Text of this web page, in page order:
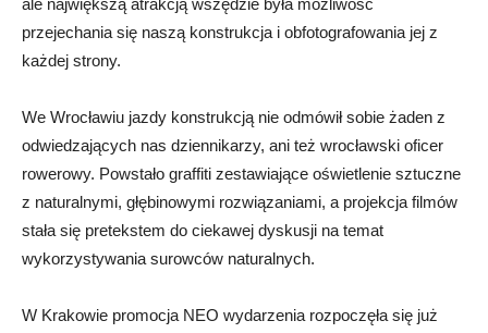
ale największą atrakcją wszędzie była możliwość
przejechania się naszą konstrukcja i obfotografowania jej z
każdej strony.
We Wrocławiu jazdy konstrukcją nie odmówił sobie żaden z
odwiedzających nas dziennikarzy, ani też wrocławski oficer
rowerowy. Powstało graffiti zestawiające oświetlenie sztuczne
z naturalnymi, głębinowymi rozwiązaniami, a projekcja filmów
stała się pretekstem do ciekawej dyskusji na temat
wykorzystywania surowców naturalnych.
W Krakowie promocja NEO wydarzenia rozpoczęła się już